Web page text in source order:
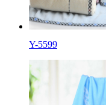
Y-5599